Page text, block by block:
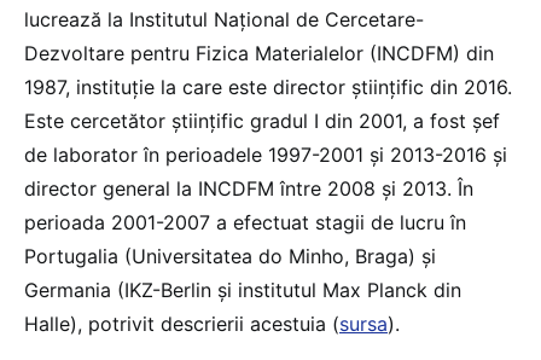
lucrează la Institutul Național de Cercetare-
Dezvoltare pentru Fizica Materialelor (INCDFM) din
1987, instituție la care este director științific din 2016.
Este cercetător științific gradul I din 2001, a fost șef
de laborator în perioadele 1997-2001 și 2013-2016 și
director general la INCDFM între 2008 și 2013. În
perioada 2001-2007 a efectuat stagii de lucru în
Portugalia (Universitatea do Minho, Braga) și
Germania (IKZ-Berlin și institutul Max Planck din
Halle), potrivit descrierii acestuia (sursa).